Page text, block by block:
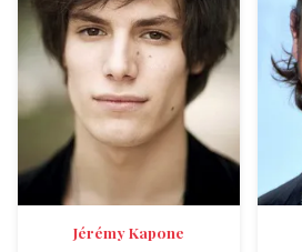
Jérémy Kapone